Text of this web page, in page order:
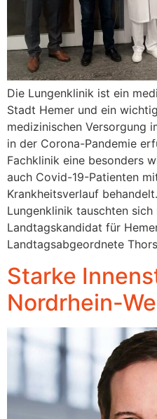
Die Lungenklinik ist ein
Stadt Hemer und ein
medizinischen Versorgung
in der Corona-Pandemie
Fachklinik eine besonders
auch Covid-19-Patienten
Krankheitsverlauf
Lungenklinik tauschten
Landtagskandidat für
Landtagsabgeordnete
Starke
Nordrhein-